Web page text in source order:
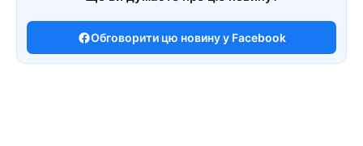
Обговорити цю новину у Facebook